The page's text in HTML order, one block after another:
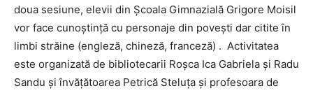
doua sesiune, elevii din Școala Gimnazială Grigore Moisil
vor face cunoștinţă cu personaje din povești dar citite în
limbi străine (engleză, chineză, franceză) . Activitatea
este organizată de bibliotecarii Roșca Ica Gabriela și Radu
Sandu și învățătoarea Petrică Steluța și profesoara de